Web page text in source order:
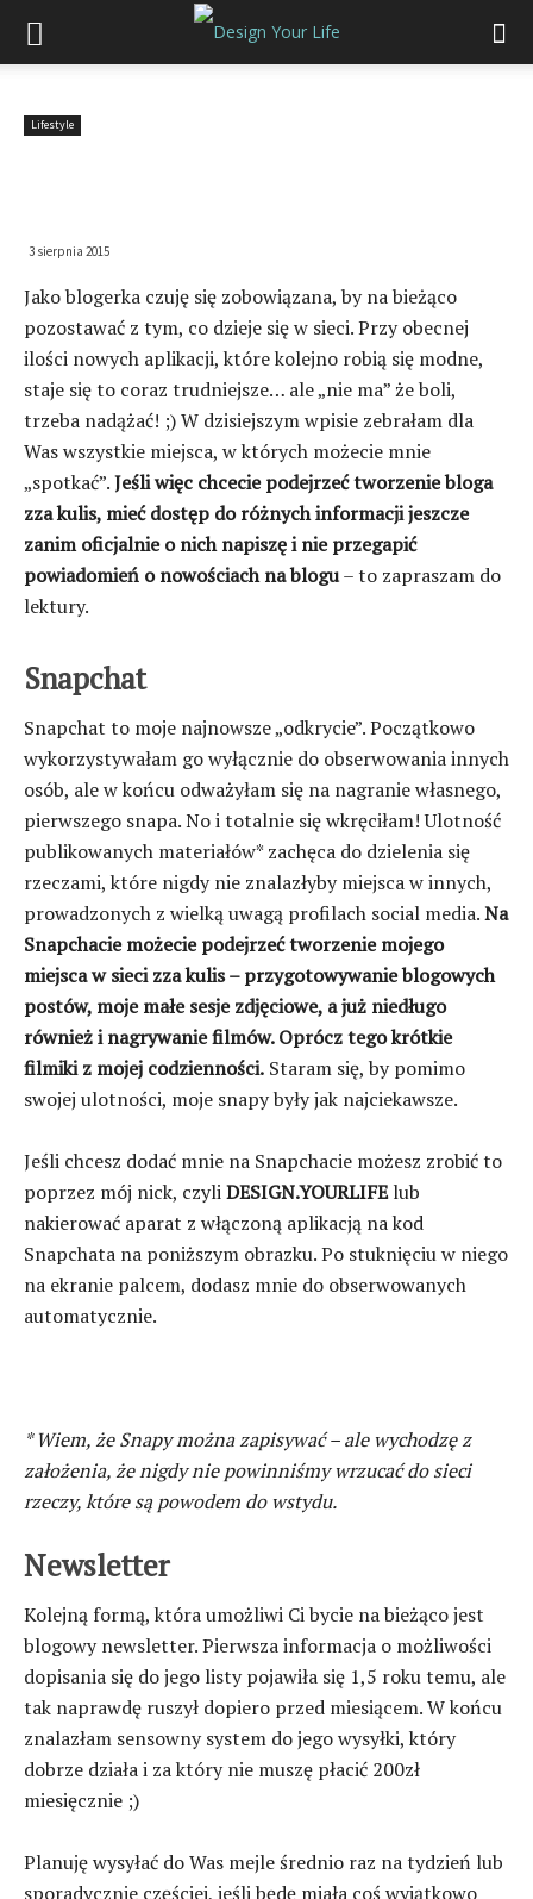
Lifestyle
3 sierpnia 2015
Jako blogerka czuję się zobowiązana, by na bieżąco
pozostawać z tym, co dzieje się w sieci. Przy obecnej
ilości nowych aplikacji, które kolejno robią się modne,
staje się to coraz trudniejsze… ale „nie ma” że boli,
trzeba nadążać! ;) W dzisiejszym wpisie zebrałam dla
Was wszystkie miejsca, w których możecie mnie
„spotkać”.Jeśli więc chcecie podejrzeć tworzenie bloga
zza kulis, mieć dostęp do różnych informacji jeszcze
zanim oficjalnie o nich napiszę i nie przegapić
powiadomień o nowościach na blogu– to zapraszam do
lektury.
Snapchat
Snapchat to moje najnowsze „odkrycie”. Początkowo
wykorzystywałam go wyłącznie do obserwowania innych
osób, ale w końcu odważyłam się na nagranie własnego,
pierwszego snapa. No i totalnie się wkręciłam! Ulotność
publikowanych materiałów* zachęca do dzielenia się
rzeczami, które nigdy nie znalazłyby miejsca w innych,
prowadzonych z wielką uwagą profilach social media.Na
Snapchacie możecie podejrzeć tworzenie mojego
miejsca w sieci zza kulis – przygotowywanie blogowych
postów, moje małe sesje zdjęciowe, a już niedługo
również i nagrywanie filmów. Oprócz tego krótkie
filmiki z mojej codzienności. Staram się, by pomimo
swojej ulotności, moje snapy były jak najciekawsze.
Jeśli chcesz dodać mnie na Snapchacie możesz zrobić to
poprzez mój nick, czyliDESIGN.YOURLIFElub
nakierować aparat z włączoną aplikacją na kod
Snapchata na poniższym obrazku. Po stuknięciu w niego
na ekranie palcem, dodasz mnie do obserwowanych
automatycznie.
* Wiem, że Snapy można zapisywać – ale wychodzę z
założenia, że nigdy nie powinniśmy wrzucać do sieci
rzeczy, które są powodem do wstydu.
Newsletter
Kolejną formą, która umożliwi Ci bycie na bieżąco jest
blogowy newsletter. Pierwsza informacja o możliwości
dopisania się do jego listy pojawiła się 1,5 roku temu, ale
tak naprawdę ruszył dopiero przed miesiącem. W końcu
znalazłam sensowny system do jego wysyłki, który
dobrze działa i za który nie muszę płacić 200zł
miesięcznie ;)
Planuję wysyłać do Was mejle średnio raz na tydzień lub
sporadycznie częściej, jeśli będę miała coś wyjątkowo